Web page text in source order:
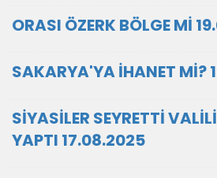
ORASI ÖZERK BÖLGE Mİ
SAKARYA'YA İHANET Mİ?
SİYASİLER SEYRETTİ
YAPTI 17.08.2025